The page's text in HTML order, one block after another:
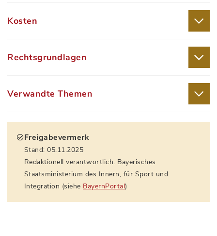
Kosten
Rechtsgrundlagen
Verwandte Themen
Freigabevermerk
Stand: 05.11.2025
Redaktionell verantwortlich: Bayerisches
Staatsministerium des Innern, für Sport und
Integration (siehe BayernPortal)